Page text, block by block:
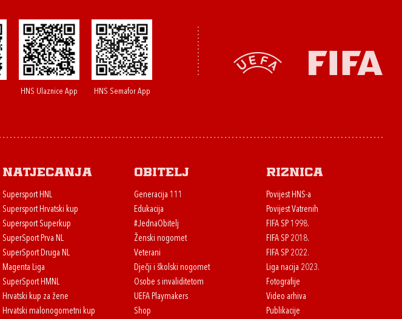
HNS Ulaznice App HNS Semafor App
Natjecanja
Supersport HNL
Supersport Hrvatski kup
Supersport Superkup
SuperSport Prva NL
SuperSport Druga NL
Magenta Liga
SuperSport HMNL
Hrvatski kup za žene
Hrvatski malonogometni kup
Obitelj
Generacija 111
Edukacija
#JednaObitelj
Ženski nogomet
Veterani
Dječji i školski nogomet
Osobe s invaliditetom
UEFA Playmakers
Shop
Riznica
Povijest HNS-a
Povijest Vatrenih
FIFA SP 1998.
FIFA SP 2018.
FIFA SP 2022.
Liga nacija 2023.
Fotografije
Video arhiva
Publikacije